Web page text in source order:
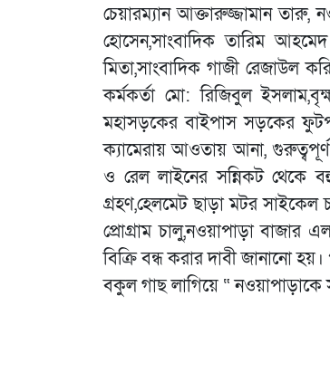
চেয়ারম্যান আক্তারুজ্জামান তারু,
হোসেন,সাংবাদিক তারিম
মিতা,সাংবাদিক গাজী রেজাউল
কর্মকর্তা মো: রিজিবুল
মহাসড়কের বাইপাস সড়কের
ক্যামেরায় আওতায় আনা, গুরুত্বপূর্ণ
ও রেল লাইনের সন্নিকট থেকে
গ্রহণ,হেলমেট ছাড়া মটর
প্রোগ্রাম চালু,নওয়াপাড়া বাজার
বিক্রি বন্ধ করার দাবী জানানো
বকুল গাছ লাগিয়ে “